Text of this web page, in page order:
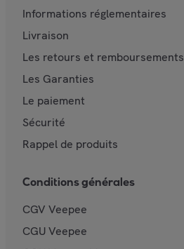
Informations réglementaires
Livraison
Les retours et remboursements
Les Garanties
Le paiement
Sécurité
Rappel de produits
Conditions générales
CGV Veepee
CGU Veepee